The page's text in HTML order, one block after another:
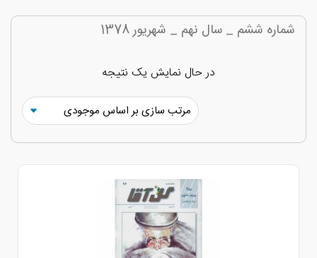
ششم _ سال نهم _ شهریور 1378
در حال نمایش یک نتیجه